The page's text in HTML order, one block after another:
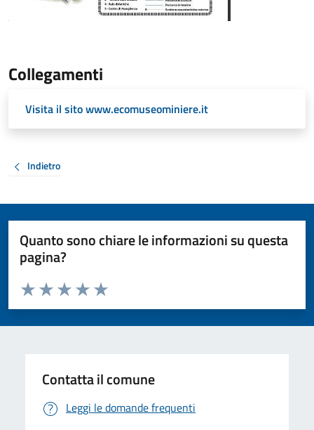
Collegamenti
Visita il sito www.ecomuseominiere.it
Indietro
Quanto sono chiare le informazioni su questa
pagina?
Valuta da 1 a 5 stelle la pagina
Valuta 5 stelle su 5
Valuta 4 stelle su 5
Valuta 3 stelle su 5
Valuta 2 stelle su 5
Valuta 1 stelle su 5
Contatta il comune
Leggi le domande frequenti